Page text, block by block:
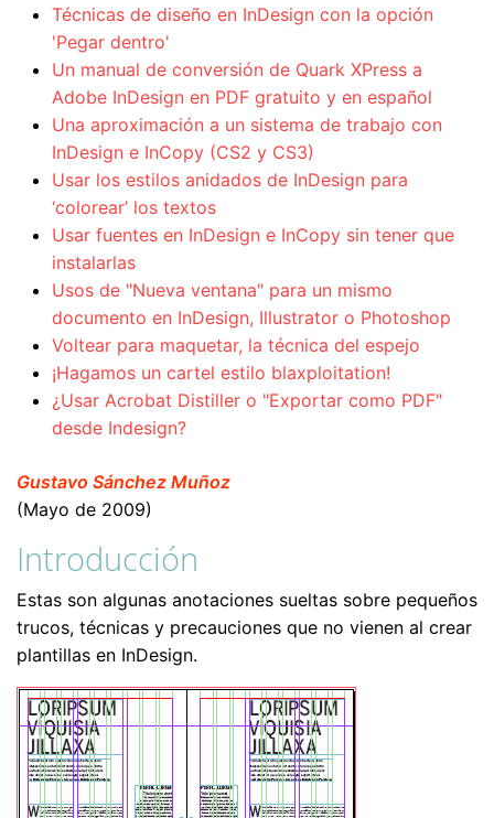
Técnicas de diseño en InDesign con la opción
'Pegar dentro'
Un manual de conversión de Quark XPress a
Adobe InDesign en PDF gratuito y en español
Una aproximación a un sistema de trabajo con
InDesign e InCopy (CS2 y CS3)
Usar los estilos anidados de InDesign para
‘colorear’ los textos
Usar fuentes en InDesign e InCopy sin tener que
instalarlas
Usos de "Nueva ventana" para un mismo
documento en InDesign, Illustrator o Photoshop
Voltear para maquetar, la técnica del espejo
¡Hagamos un cartel estilo blaxploitation!
¿Usar Acrobat Distiller o "Exportar como PDF"
desde Indesign?
Gustavo Sánchez Muñoz
(Mayo de 2009)
Introducción
Estas son algunas anotaciones sueltas sobre pequeños
trucos, técnicas y precauciones que no vienen al crear
plantillas en InDesign.